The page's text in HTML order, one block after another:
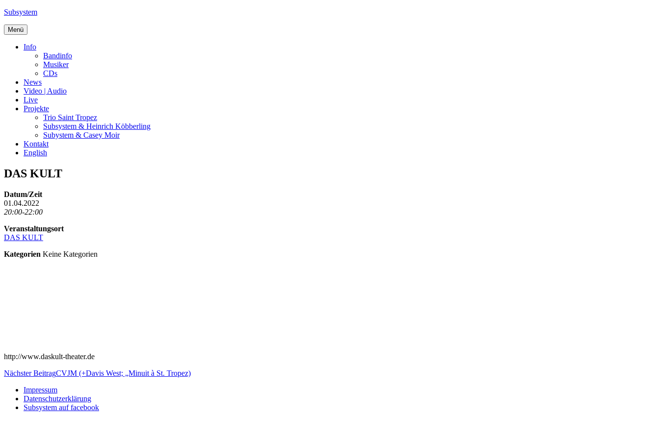
Zum
springen
Subsystem
Menü
Info
Bandinfo
Musiker
CDs
News
Video | Audio
Live
Projekte
Trio Saint Tropez
Subsystem & Heinrich Köbberling
Subystem & Casey Moir
Kontakt
English
DAS KULT
Datum/Zeit
01.04.2022
20:00-22:00
Veranstaltungsort
DAS KULT
Kategorien Keine Kategorien
http://www.daskult-theater.de
Beitragsnavigation
Nächster BeitragCVJM (+Davis West; „Minuit à St. Tropez)
Impressum
Datenschutzerklärung
Subsystem auf facebook